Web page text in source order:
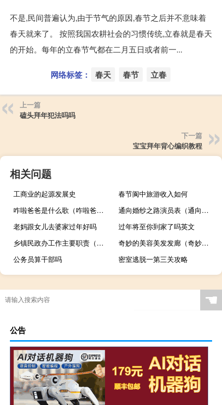
不是,民间普遍认为,由于节气的原因,春节之后并不意味着
春天就来了。 按照我国农耕社会的习惯传统,立春就是春天
的开始。每年的立春节气都在二月五日或者前一...
网络标签： 春天 春节 立春
上一篇
磕头拜年犯法吗吗
下一篇
宝宝拜年背心编织教程
相关问题
工商业的起源发展史
春节阆中旅游收入如何
咋啦爸爸是什么歌（咋啦爸爸）
通向婚纱之路演员表（通向婚纱之路）
老妈跟女儿去婆家过年好吗
过年将至你到家了吗英文
乡镇民政办工作主要职责（乡镇民政办工作职责）
奇妙的美容美发发廊（奇妙的美发沙龙）
公务员算干部吗
密室逃脱一第三关攻略
春节期间拔罐好吗请问
☚
公告